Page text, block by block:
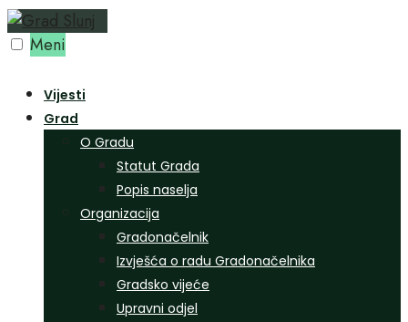
Preskoči
na Meni
Vijesti
Grad
O Gradu
Statut Grada
Popis naselja
Organizacija
Gradonačelnik
Izvješća o radu Gradonačelnika
Gradsko vijeće
Upravni odjel